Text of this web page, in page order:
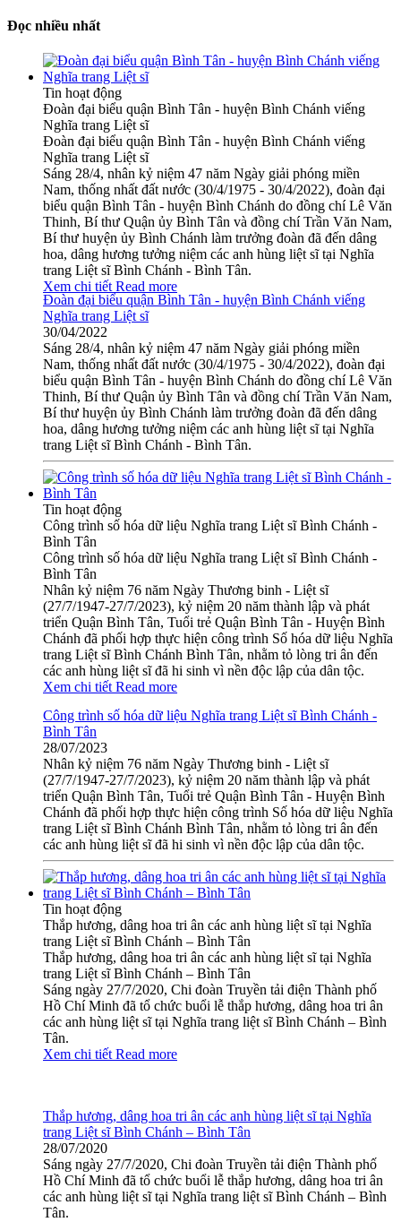
Đọc nhiều nhất
Tin hoạt động
Đoàn đại biểu quận Bình Tân - huyện Bình Chánh viếng
Nghĩa trang Liệt sĩ
Đoàn đại biểu quận Bình Tân - huyện Bình Chánh viếng
Nghĩa trang Liệt sĩ
Sáng 28/4, nhân kỷ niệm 47 năm Ngày giải phóng miền
Nam, thống nhất đất nước (30/4/1975 - 30/4/2022), đoàn đại
biểu quận Bình Tân - huyện Bình Chánh do đồng chí Lê Văn
Thinh, Bí thư Quận ủy Bình Tân và đồng chí Trần Văn Nam,
Bí thư huyện ủy Bình Chánh làm trưởng đoàn đã đến dâng
hoa, dâng hương tưởng niệm các anh hùng liệt sĩ tại Nghĩa
trang Liệt sĩ Bình Chánh - Bình Tân.
Xem chi tiết Read more
Đoàn đại biểu quận Bình Tân - huyện Bình Chánh viếng
Nghĩa trang Liệt sĩ
30/04/2022
Sáng 28/4, nhân kỷ niệm 47 năm Ngày giải phóng miền
Nam, thống nhất đất nước (30/4/1975 - 30/4/2022), đoàn đại
biểu quận Bình Tân - huyện Bình Chánh do đồng chí Lê Văn
Thinh, Bí thư Quận ủy Bình Tân và đồng chí Trần Văn Nam,
Bí thư huyện ủy Bình Chánh làm trưởng đoàn đã đến dâng
hoa, dâng hương tưởng niệm các anh hùng liệt sĩ tại Nghĩa
trang Liệt sĩ Bình Chánh - Bình Tân.
Tin hoạt động
Công trình số hóa dữ liệu Nghĩa trang Liệt sĩ Bình Chánh -
Bình Tân
Công trình số hóa dữ liệu Nghĩa trang Liệt sĩ Bình Chánh -
Bình Tân
Nhân kỷ niệm 76 năm Ngày Thương binh - Liệt sĩ
(27/7/1947-27/7/2023), kỷ niệm 20 năm thành lập và phát
triển Quận Bình Tân, Tuổi trẻ Quận Bình Tân - Huyện Bình
Chánh đã phối hợp thực hiện công trình Số hóa dữ liệu Nghĩa
trang Liệt sĩ Bình Chánh Bình Tân, nhằm tỏ lòng tri ân đến
các anh hùng liệt sĩ đã hi sinh vì nền độc lập của dân tộc.
Xem chi tiết Read more
Công trình số hóa dữ liệu Nghĩa trang Liệt sĩ Bình Chánh -
Bình Tân
28/07/2023
Nhân kỷ niệm 76 năm Ngày Thương binh - Liệt sĩ
(27/7/1947-27/7/2023), kỷ niệm 20 năm thành lập và phát
triển Quận Bình Tân, Tuổi trẻ Quận Bình Tân - Huyện Bình
Chánh đã phối hợp thực hiện công trình Số hóa dữ liệu Nghĩa
trang Liệt sĩ Bình Chánh Bình Tân, nhằm tỏ lòng tri ân đến
các anh hùng liệt sĩ đã hi sinh vì nền độc lập của dân tộc.
Tin hoạt động
Thắp hương, dâng hoa tri ân các anh hùng liệt sĩ tại Nghĩa
trang Liệt sĩ Bình Chánh – Bình Tân
Thắp hương, dâng hoa tri ân các anh hùng liệt sĩ tại Nghĩa
trang Liệt sĩ Bình Chánh – Bình Tân
Sáng ngày 27/7/2020, Chi đoàn Truyền tải điện Thành phố
Hồ Chí Minh đã tổ chức buổi lễ thắp hương, dâng hoa tri ân
các anh hùng liệt sĩ tại Nghĩa trang liệt sĩ Bình Chánh – Bình
Tân.
Xem chi tiết Read more
Thắp hương, dâng hoa tri ân các anh hùng liệt sĩ tại Nghĩa
trang Liệt sĩ Bình Chánh – Bình Tân
28/07/2020
Sáng ngày 27/7/2020, Chi đoàn Truyền tải điện Thành phố
Hồ Chí Minh đã tổ chức buổi lễ thắp hương, dâng hoa tri ân
các anh hùng liệt sĩ tại Nghĩa trang liệt sĩ Bình Chánh – Bình
Tân.